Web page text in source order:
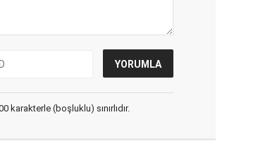
karakterle (boşluklu) sınırlıdır.